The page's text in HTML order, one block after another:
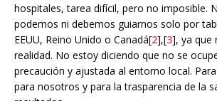
hospitales, tarea difícil, pero no imposible.
podemos ni debemos guiarnos solo por
EEUU, Reino Unido o Canadá[2],[3], ya que
realidad. No estoy diciendo que no se
precaución y ajustada al entorno local.
para nosotros y para la trasparencia de la